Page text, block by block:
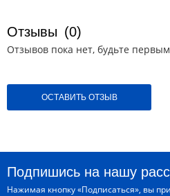
Отзывы (0)
Отзывов пока нет, будьте
ОСТАВИТЬ ОТЗЫВ
Подпишись на нашу
Нажимая кнопку «Подписаться», вы